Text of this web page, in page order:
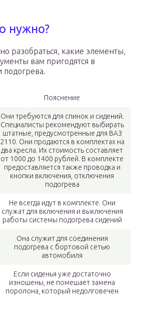
нужно?
разобраться, какие элементы,
вам пригодятся в
подогрева.
Пояснение
Они требуются для спинок и сидений.
Специалисты рекомендуют выбирать
штатные, предусмотренные для ВАЗ
2110. Они продаются в комплектах на
два кресла. Их стоимость составляет
от 1000 до 1400 рублей. В комплекте
предоставляется также проводка и
кнопки включения, отключения
подогрева
Не всегда идут в комплекте. Они
служат для включения и выключения
работы системы подогрева сидений
Она служит для соединения
подогрева с бортовой сетью
автомобиля
Если сиденья уже достаточно
изношены, не помешает замена
поролона, который недолговечен